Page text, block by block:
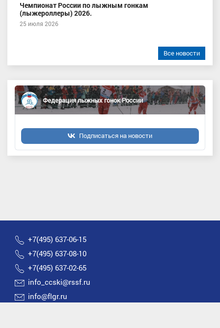
Чемпионат России по лыжным гонкам
(лыжероллеры) 2026.
25 июля 2026
Все новости
Федерация лыжных гонок России
Подписаться на новости
+7(495) 637-06-15
+7(495) 637-08-10
+7(495) 637-02-65
info_ccski@rssf.ru
info@flgr.ru